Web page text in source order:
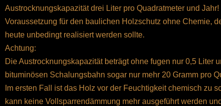
Austrocknungskapazität drei Liter pro Quadratmeter und
Voraussetzung für den baulichen Holzschutz ohne Chemie,
heute unbedingt realisiert werden sollte.
Achtung:
Die Austrocknungskapazität beträgt ohne fugen nur 0,5 Liter
bituminösen Schalungsbahn sogar nur mehr 20 Gramm pro
Im ersten Fall ist das Holz vor der Feuchtigkeit chemisch zu
kann keine Vollsparrendämmung mehr ausgeführt werden